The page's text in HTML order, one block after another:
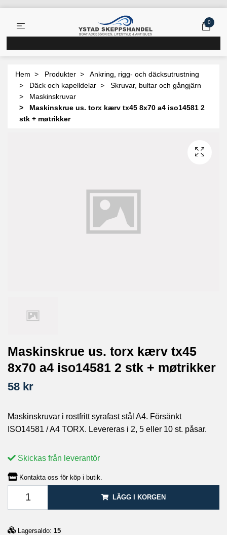
0
Hem Produkter
Ankring, rigg- och däcksutrustning
Däck och kapelldelar
Skruvar, bultar och gångjärn
Maskinskruvar
Maskinskrue us. torx kærv tx45 8x70 a4 iso14581 2
stk + møtrikker
Maskinskrue us. torx kærv tx45
8x70 a4 iso14581 2 stk + møtrikker
58 kr
Maskinskruvar i rostfritt syrafast stål A4. Försänkt
ISO14581 / A4 TORX. Levereras i 2, 5 eller 10 st. påsar.
Skickas från leverantör
Kontakta oss för köp i butik.
LÄGG I KORGEN
Lagersaldo: 15